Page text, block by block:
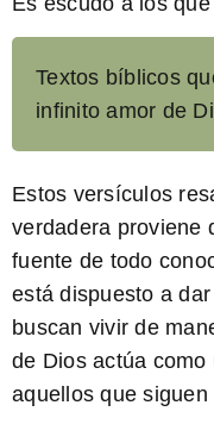
Textos bíblicos
infinito amor de
Estos versículos
verdadera proviene
fuente de todo
está dispuesto a
buscan vivir de
de Dios actúa
aquellos que siguen